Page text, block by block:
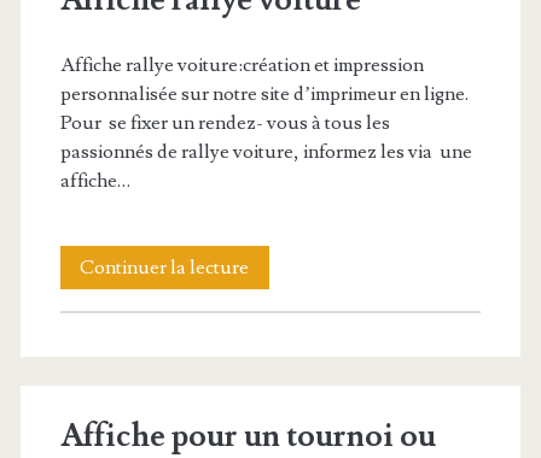
Affiche rallye voiture:création et impression
personnalisée sur notre site d’imprimeur en ligne.
Pour se fixer un rendez- vous à tous les
passionnés de rallye voiture, informez les via une
affiche…
Continuer la lecture
rallye
Affiche pour un tournoi ou